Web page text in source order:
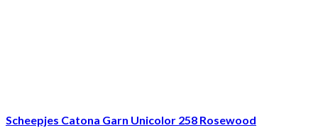
Scheepjes Catona Garn Unicolor 258 Rosewood